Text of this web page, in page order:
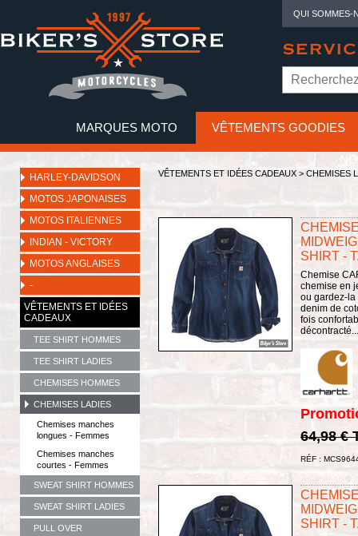
QUI SOMMES-
MARQUES MOTO VÊTEMENTS GOODIES
HARLEY-DAVIDSON
MOTOS JAPONAISES
MOTOS ITALIENNES
INDIAN - VICTORY
MOTOS ANGLAISES
-
VÊTEMENTS ET IDÉES
CADEAUX
TEE SHIRT HOMMES
TEE SHIRT LADIES
CHEMISES HOMMES
CHEMISES LADIES
Chemises manches
longues - Femmes
Chemises manches
courtes - Femmes
SWEAT SHIRT HOMMES
SWEAT SHIRT LADIES
PULL OVER
VÊTEMENTS ET IDÉES CADEAUX > CHEMISES
SHIRT -
Chemise
chemise en
ou gardez-la
denim de
fois
décontracté...
64,98 €
RÉF :
SHIRT -